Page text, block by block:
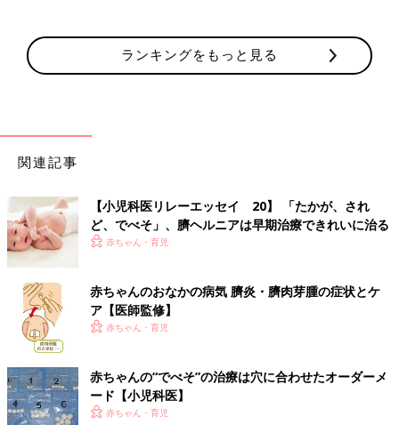
ランキングをもっと見る
関連記事
【小児科医リレーエッセイ 20】 「たかが、され
ど、でべそ」、臍ヘルニアは早期治療できれいに治る
赤ちゃん・育児
赤ちゃんのおなかの病気 臍炎・臍肉芽腫の症状とケ
ア【医師監修】
赤ちゃん・育児
赤ちゃんの“でべそ”の治療は穴に合わせたオーダーメ
ード【小児科医】
赤ちゃん・育児